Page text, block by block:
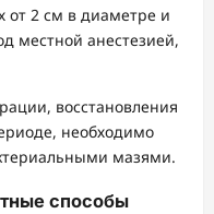
от 2 см в диаметре и
местной анестезией,
восстановления
необходимо
мазями.
способы